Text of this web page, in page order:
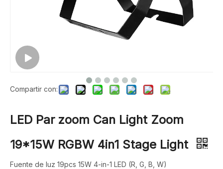
Compartir con:
LED Par zoom Can Light Zoom
19*15W RGBW 4in1 Stage Light
Fuente de luz 19pcs 15W 4-in-1 LED (R, G, B, W)